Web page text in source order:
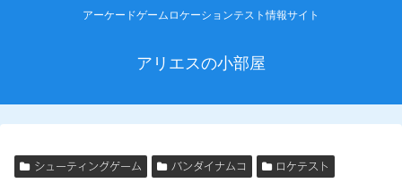
アーケードゲームロケーションテスト情報サイト
アリエスの小部屋
シューティングゲーム バンダイナムコ ロケテスト